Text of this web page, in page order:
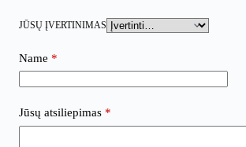
JŪSŲ ĮVERTINIMAS
Name *
Jūsų atsiliepimas *